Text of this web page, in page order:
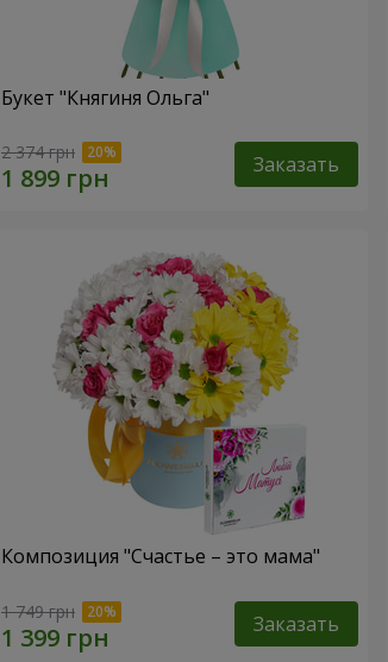
Букет "Княгиня Ольга"
2 374 грн Заказать
Композиция "Счастье – это мама"
1 749 грн Заказать